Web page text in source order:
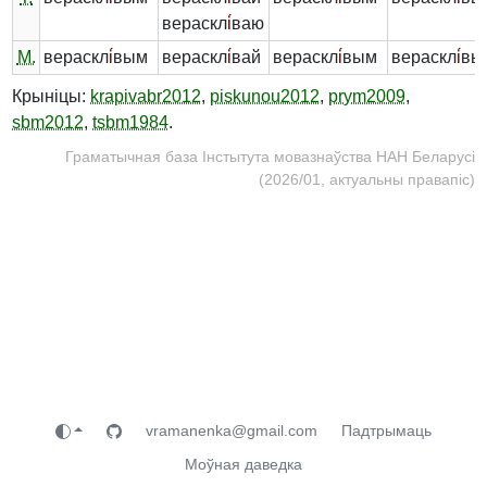
верасклі́ваю
М. верасклі́вым верасклі́вай верасклі́вым верасклі́
Крыніцы: krapivabr2012, piskunou2012, prym2009,
sbm2012, tsbm1984.
Граматычная база Інстытута мовазнаўства НАН Беларусі
(2026/01, актуальны правапіс)
vramanenka@gmail.com
Падтрымаць
Моўная даведка